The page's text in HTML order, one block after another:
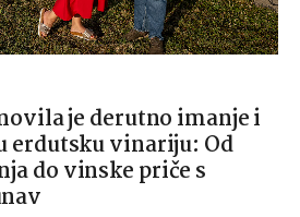
je derutno imanje i
erdutsku vinariju: Od
do vinske priče s